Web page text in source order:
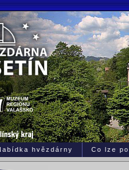
hvězdárny Co lze